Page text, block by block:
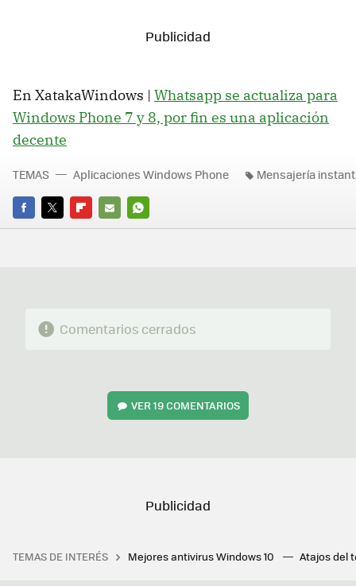
En XatakaWindows | Whatsapp se actualiza para
Windows Phone 7 y 8, por fin es una aplicación
decente
FACEBOOK
TWITTERFLIPBOARD
E-
WHATSAPP
TEMAS Aplicaciones Windows Phone Mensajería
Comentarios cerrados
VER19 COMENTARIOS
TEMAS DE INTERÉS Mejores antivirus Windows 10 Atajos del